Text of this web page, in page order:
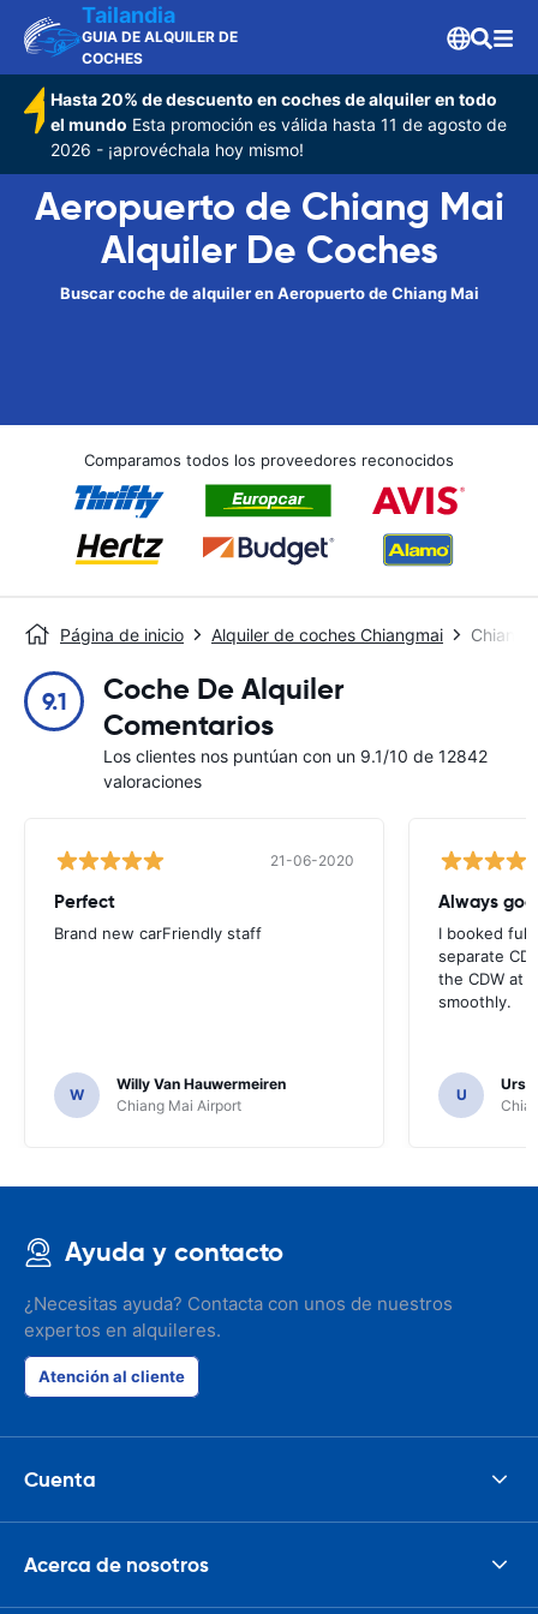
Tailandia
GUIA DE ALQUILER DE
COCHES
Hasta 20% de descuento en coches de alquiler en todo
el mundo Esta promoción es válida hasta 11 de agosto de
2026 - ¡aprovéchala hoy mismo!
Aeropuerto de Chiang Mai
Alquiler De Coches
Buscar coche de alquiler en Aeropuerto de Chiang Mai
Comparamos todos los proveedores reconocidos
Página de inicio Alquiler de coches Chiangmai Chiang
9.1
Coche De Alquiler
Comentarios
Los clientes nos puntúan con un 9.1/10 de 12842
valoraciones
21-06-2020
Perfect
Brand new carFriendly staff
W
Willy Van Hauwermeiren
Chiang Mai Airport
I booked full
separate
the CDW at
smoothly.
U
Urs
Ayuda y contacto
¿Necesitas ayuda? Contacta con unos de nuestros
expertos en alquileres.
Atención al cliente
Cuenta
Acerca de nosotros